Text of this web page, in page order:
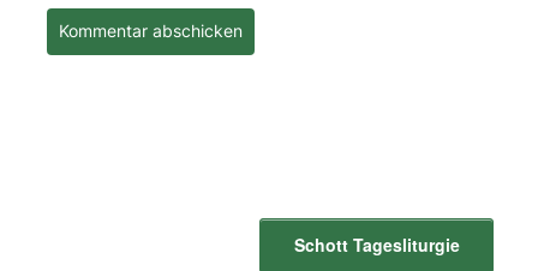
Schott Tagesliturgie